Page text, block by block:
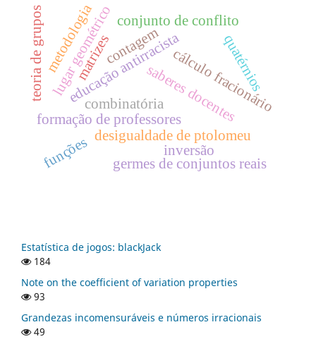
formação de professores
educação antirracistasaberes docentes
cálculo fracionário
quatérnios
desigualdade de ptolomeu
inversão
lugar geométrico conjunto de conflito
germes de conjuntos reais
combinatória
matrizescontagem
teoria de grupos
funções
metodologia
Estatística de jogos: blackJack
184
Note on the coefficient of variation properties
93
Grandezas incomensuráveis e números irracionais
49